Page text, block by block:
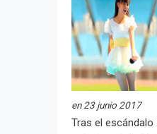
en 23 junio 2017
Tras el